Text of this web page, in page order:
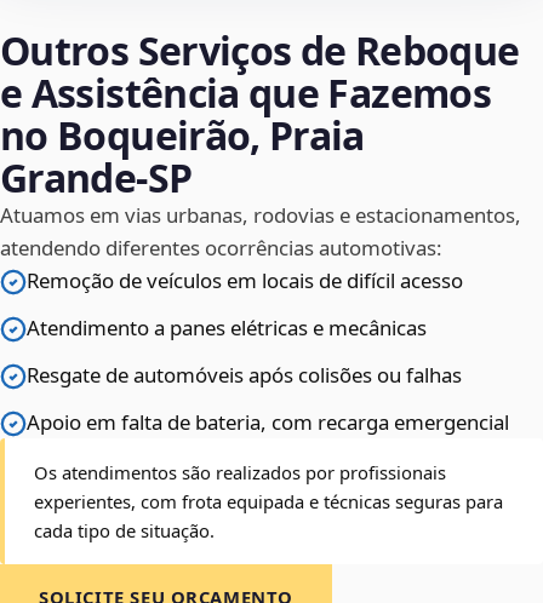
Outros Serviços de Reboque
e Assistência que Fazemos
no Boqueirão, Praia
Grande‑SP
Atuamos em vias urbanas, rodovias e estacionamentos,
atendendo diferentes ocorrências automotivas:
Remoção de veículos em locais de difícil acesso
Atendimento a panes elétricas e mecânicas
Resgate de automóveis após colisões ou falhas
Apoio em falta de bateria, com recarga emergencial
Os atendimentos são realizados por profissionais
experientes, com frota equipada e técnicas seguras para
cada tipo de situação.
SOLICITE SEU ORÇAMENTO